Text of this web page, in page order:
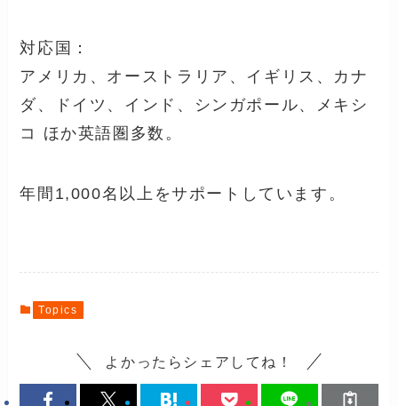
対応国：
アメリカ、オーストラリア、イギリス、カナ
ダ、ドイツ、インド、シンガポール、メキシ
コ ほか英語圏多数。
年間1,000名以上をサポートしています。
Topics
よかったらシェアしてね！